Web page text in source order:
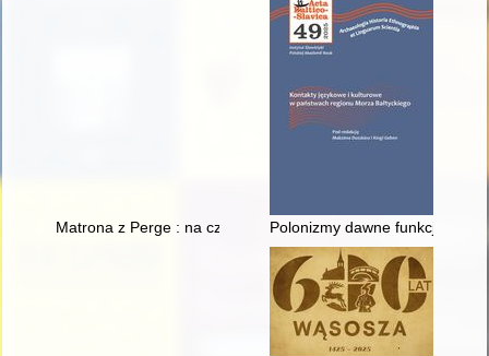
Matrona z Perge : na czele podwójnego klasztoru w
Polonizmy dawne